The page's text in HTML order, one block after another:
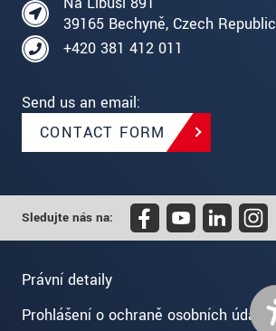
39165 Bechyně, Czech Republic
+420 381 412 011
Send us an email:
CONTACT FORM
Sledujte nás na:
Právní detaily
Prohlášení o ochraně osobních údajů